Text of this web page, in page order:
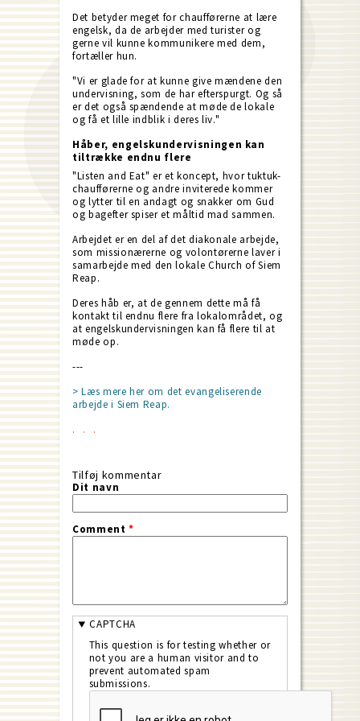
Det betyder meget for chaufførerne at lære
engelsk, da de arbejder med turister og
gerne vil kunne kommunikere med dem,
fortæller hun.
"Vi er glade for at kunne give mændene den
undervisning, som de har efterspurgt. Og så
er det også spændende at møde de lokale
og få et lille indblik i deres liv."
Håber, engelskundervisningen kan
tiltrække endnu flere
"Listen and Eat" er et koncept, hvor tuktuk-
chaufførerne og andre inviterede kommer
og lytter til en andagt og snakker om Gud
og bagefter spiser et måltid mad sammen.
Arbejdet er en del af det diakonale arbejde,
som missionærerne og volontørerne laver i
samarbejde med den lokale Church of Siem
Reap.
Deres håb er, at de gennem dette må få
kontakt til endnu flere fra lokalområdet, og
at engelskundervisningen kan få flere til at
møde op.
---
> Læs mere her om det evangeliserende
arbejde i Siem Reap.
Tilføj kommentar
Dit navn
Comment*
CAPTCHA
This question is for testing whether or
not you are a human visitor and to
prevent automated spam
submissions.